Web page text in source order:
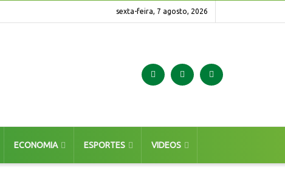
sexta-feira, 7 agosto, 2026
ECONOMIA ESPORTES VIDEOS